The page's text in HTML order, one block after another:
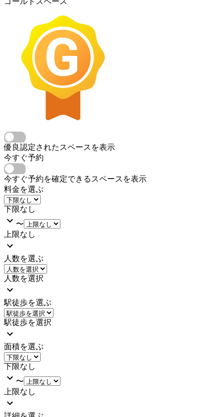
優良認定されたスペースを表示
今すぐ予約
今すぐ予約を確定できるスペースを表示
料金を選ぶ
下限なし
〜
上限なし
人数を選ぶ
人数を選択
駅徒歩を選ぶ
駅徒歩を選択
面積を選ぶ
下限なし
〜
上限なし